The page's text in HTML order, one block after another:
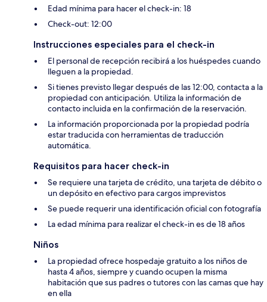
Edad mínima para hacer el check-in: 18
Check-out: 12:00
Instrucciones especiales para el check-in
El personal de recepción recibirá a los huéspedes cuando
lleguen a la propiedad.
Si tienes previsto llegar después de las 12:00, contacta a la
propiedad con anticipación. Utiliza la información de
contacto incluida en la confirmación de la reservación.
La información proporcionada por la propiedad podría
estar traducida con herramientas de traducción
automática.
Requisitos para hacer check-in
Se requiere una tarjeta de crédito, una tarjeta de débito o
un depósito en efectivo para cargos imprevistos
Se puede requerir una identificación oficial con fotografía
La edad mínima para realizar el check-in es de 18 años
Niños
La propiedad ofrece hospedaje gratuito a los niños de
hasta 4 años, siempre y cuando ocupen la misma
habitación que sus padres o tutores con las camas que hay
en ella